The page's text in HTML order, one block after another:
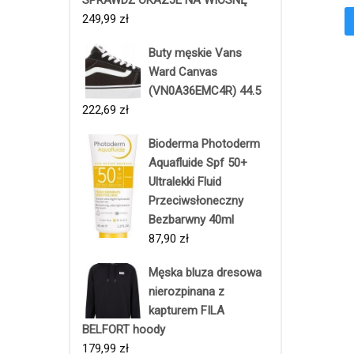
249,99 zł
Buty męskie Vans
Ward Canvas
(VN0A36EMC4R) 44.5
222,69 zł
Bioderma Photoderm
Aquafluide Spf 50+
Ultralekki Fluid
Przeciwsłoneczny
Bezbarwny 40ml
87,90 zł
Męska bluza dresowa
nierozpinana z
kapturem FILA
BELFORT hoody
179,99 zł